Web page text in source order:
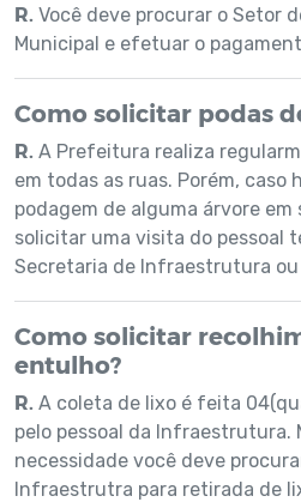
R. Você deve procurar o Setor
Municipal e efetuar o
Como solicitar podas
R. A Prefeitura realiza
em todas as ruas. Porém, caso
podagem de alguma árvore em
solicitar uma visita do pessoal
Secretaria de Infraestrutura
Como solicitar
entulho?
R. A coleta de lixo é feita
pelo pessoal da Infraestrutura.
necessidade você deve
Infraestrutra para retirada de